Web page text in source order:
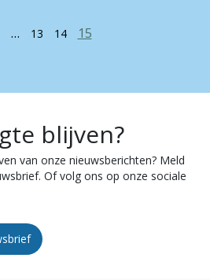
… 13 14 15
blijven?
van onze nieuwsberichten? Meld
Of volg ons op onze sociale